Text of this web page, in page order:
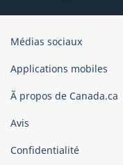
Organisation
gouvernement
Canada
Médias sociaux
Applications mobiles
Ã propos de Canada.ca
Avis
Confidentialité